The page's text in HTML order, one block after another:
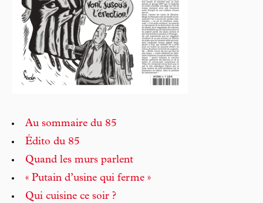
Au sommaire du 85
Édito du 85
Quand les murs parlent
« Putain d’usine qui ferme »
Qui cuisine ce soir ?